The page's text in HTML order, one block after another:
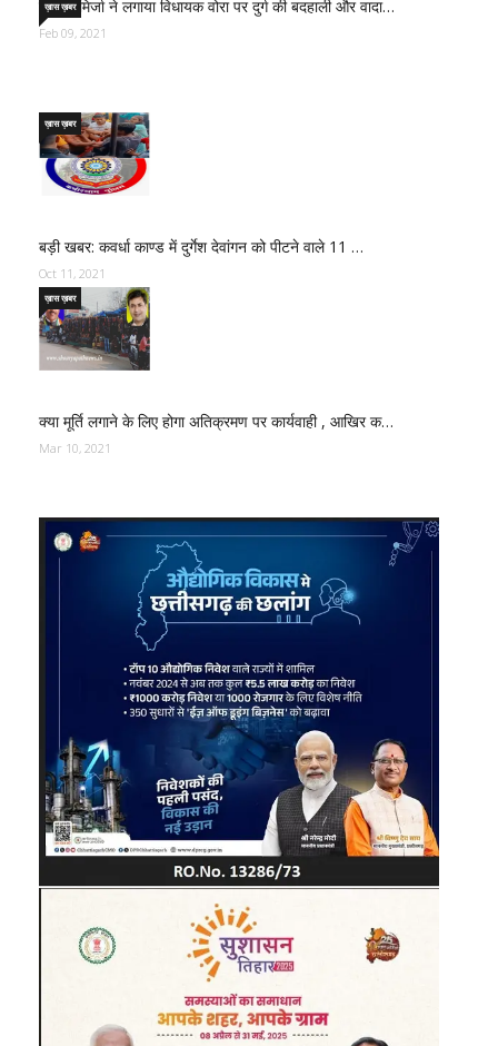
साजिद मिर्जा ने लगाया विधायक वोरा पर दुर्ग की बदहाली और वादा…
ख़ास ख़बर
Feb 09, 2021
बड़ी खबर: कवर्धा काण्ड में दुर्गेश देवांगन को पीटने वाले 11 …
ख़ास ख़बर
Oct 11, 2021
क्या मूर्ति लगाने के लिए होगा अतिक्रमण पर कार्यवाही , आखिर क…
ख़ास ख़बर
Mar 10, 2021